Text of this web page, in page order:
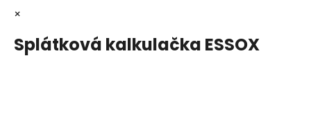
×
Splátková kalkulačka ESSOX